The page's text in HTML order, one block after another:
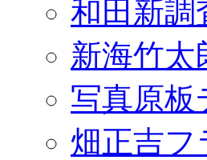
和田新調
新海竹太
写真原板
畑正吉フ